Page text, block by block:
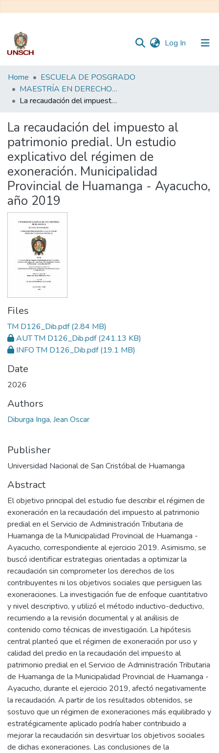
Log In (current)
Communities
&
Collections
Statistics
Home
ESCUELA DE POSGRADO
MAESTRÍA EN DERECHO - DERECHO CIVIL Y COMERCIAL
La recaudación del impuesto al patrimonio predial. Un estudio explicativo del régimen de exoneración. Municipalidad Provincial de Huamanga - Ayacucho, año 2019
La recaudación del impuesto al
patrimonio predial. Un estudio
explicativo del régimen de
exoneración. Municipalidad
Provincial de Huamanga - Ayacucho,
año 2019
Files
TM D126_Dib.pdf(2.84 MB)
AUT TM D126_Dib.pdf(241.13 KB)
INFO TM D126_Dib.pdf(19.1 MB)
Date
2026
Authors
Diburga Inga, Jean Oscar
Publisher
Universidad Nacional de San Cristóbal de Huamanga
Abstract
El objetivo principal del estudio fue describir el régimen de
exoneración en la recaudación del impuesto al patrimonio
predial en el Servicio de Administración Tributaria de
Huamanga de la Municipalidad Provincial de Huamanga -
Ayacucho, correspondiente al ejercicio 2019. Asimismo, se
buscó identificar estrategias orientadas a optimizar la
recaudación sin comprometer los derechos de los
contribuyentes ni los objetivos sociales que persiguen las
exoneraciones. La investigación fue de enfoque cuantitativo
y nivel descriptivo, y utilizó el método inductivo-deductivo,
recurriendo a la revisión documental y al análisis de
contenido como técnicas de investigación. La hipótesis
central planteó que el régimen de exoneración por uso y
calidad del predio en la recaudación del impuesto al
patrimonio predial en el Servicio de Administración Tributaria
de Huamanga de la Municipalidad Provincial de Huamanga -
Ayacucho, durante el ejercicio 2019, afectó negativamente
la recaudación. A partir de los resultados obtenidos, se
sostuvo que un régimen de exoneraciones más equilibrado y
estratégicamente aplicado podría haber contribuido a
mejorar la recaudación sin desvirtuar los objetivos sociales
de dichas exoneraciones. Las conclusiones de la